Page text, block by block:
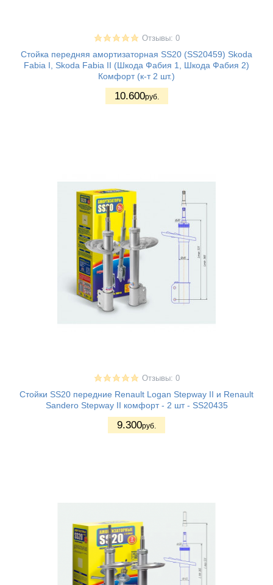
Отзывы: 0
Стойка передняя амортизаторная SS20 (SS20459) Skoda
Fabia I, Skoda Fabia II (Шкода Фабия 1, Шкода Фабия 2)
Комфорт (к-т 2 шт.)
10.600руб.
Отзывы: 0
Стойки SS20 передние Renault Logan Stepway II и Renault
Sandero Stepway II комфорт - 2 шт - SS20435
9.300руб.